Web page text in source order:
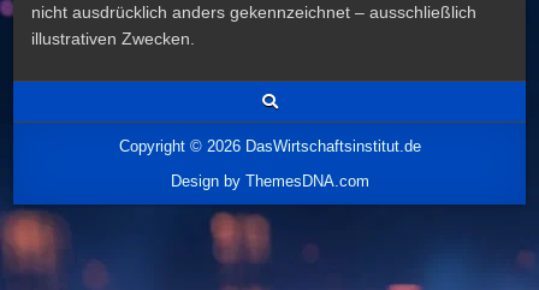
nicht ausdrücklich anders gekennzeichnet – ausschließlich
illustrativen Zwecken.
Copyright © 2026 DasWirtschaftsinstitut.de
Design by ThemesDNA.com